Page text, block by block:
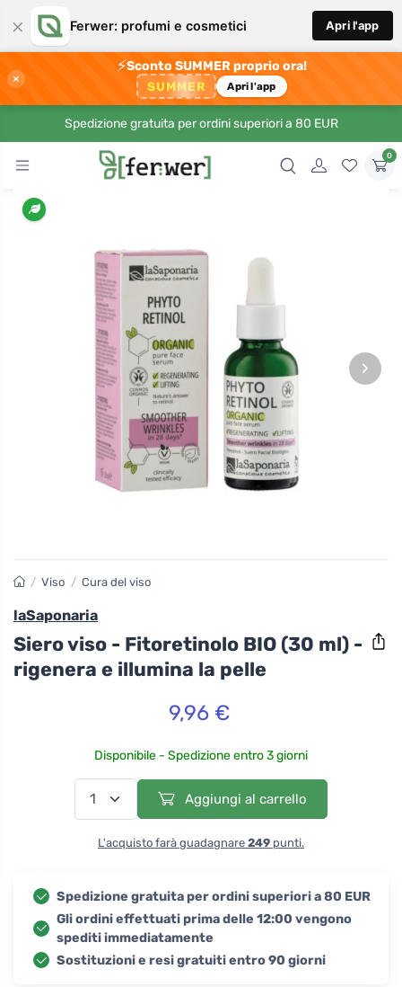
× Ferwer: profumi e cosmetici Apri l'app
×
⚡Sconto SUMMER proprio ora!
SUMMER Apri l'app
Spedizione gratuita per ordini superiori a 80 EUR
0
›
/ Viso / Cura del viso
laSaponaria
Siero viso - Fitoretinolo BIO (30 ml) -
rigenera e illumina la pelle
9,96 €
Disponibile - Spedizione entro 3 giorni
Aggiungi al carrello
L'acquisto farà guadagnare 249 punti.
Spedizione gratuita per ordini superiori a 80 EUR
Gli ordini effettuati prima delle 12:00 vengono
spediti immediatamente
Sostituzioni e resi gratuiti entro 90 giorni